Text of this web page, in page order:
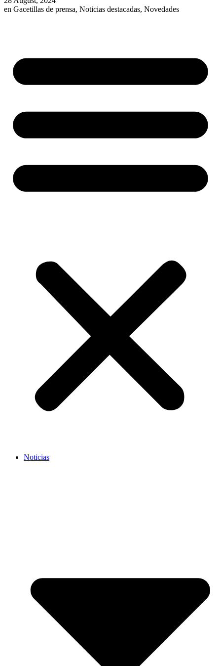
en Gacetillas de prensa, Noticias destacadas, Novedades
Noticias